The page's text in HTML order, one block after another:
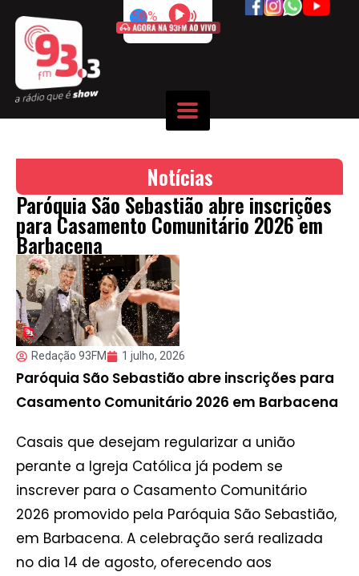
50%
Notícias
Paróquia São Sebastião abre inscrições
para Casamento Comunitário 2026 em
Barbacena
Redação 93FM 1 julho, 2026
Paróquia São Sebastião abre inscrições para
Casamento Comunitário 2026 em Barbacena
Casais que desejam regularizar a união
perante a Igreja Católica já podem se
inscrever para o Casamento Comunitário
2026 promovido pela Paróquia São Sebastião,
em Barbacena. A celebração será realizada
no dia 14 de agosto, oferecendo aos